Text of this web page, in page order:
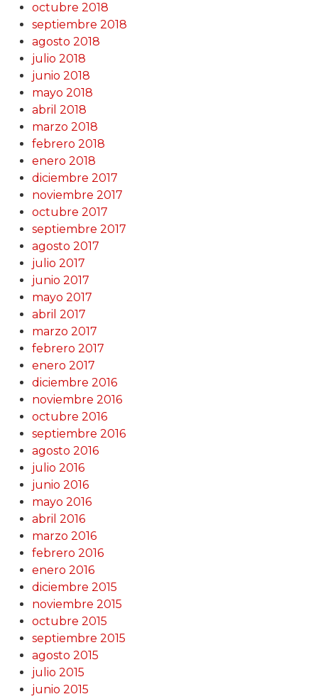
octubre 2018
septiembre 2018
agosto 2018
julio 2018
junio 2018
mayo 2018
abril 2018
marzo 2018
febrero 2018
enero 2018
diciembre 2017
noviembre 2017
octubre 2017
septiembre 2017
agosto 2017
julio 2017
junio 2017
mayo 2017
abril 2017
marzo 2017
febrero 2017
enero 2017
diciembre 2016
noviembre 2016
octubre 2016
septiembre 2016
agosto 2016
julio 2016
junio 2016
mayo 2016
abril 2016
marzo 2016
febrero 2016
enero 2016
diciembre 2015
noviembre 2015
octubre 2015
septiembre 2015
agosto 2015
julio 2015
junio 2015